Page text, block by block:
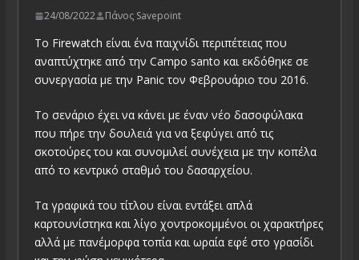
24/08/2022 Πάνος Savepoint
Το Firewatch είναι ένα παιχνίδι περιπέτειας που
αναπτύχτηκε από την Campo santo και εκδόθηκε σε
συνεργασία με την Panic τον Φεβρουάριο του 2016.
Το σενάριο έχει να κάνει με έναν νέο δασοφύλακα
που πήρε την δουλειά για να ξεφύγει από τις
σκοτούρες του και συνομιλεί συνέχεια με την κοπέλα
από το κεντρικό σταθμό του δασαρχείου.
Τα γραφικά του τίτλου είναι εντάξει απλά
καρτουνίστηκα και λίγο χοντροκομμένοι οι χαρακτήρες
αλλά με πανέμορφα τοπία και ωραία εφέ στο γρασίδι